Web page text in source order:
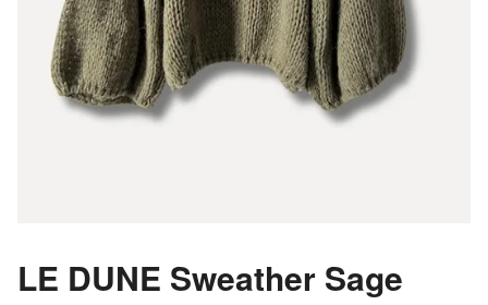
LE DUNE Sweather Sage